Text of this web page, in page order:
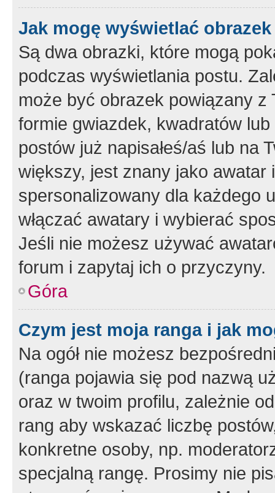
Jak mogę wyświetlać
Są dwa obrazki, które mogą
podczas wyświetlania postu.
może być obrazek powiązany z
formie gwiazdek, kwadratów
postów już napisałeś/aś lub na
większy, jest znany jako
spersonalizowany dla każdego
włączać awatary i wybierać
Jeśli nie możesz używać
forum i zapytaj ich o przyczyny.
Góra
Czym jest moja ranga i jak
Na ogół nie możesz
(ranga pojawia się pod nazwą
oraz w twoim profilu, zależnie
rang aby wskazać liczbę
konkretne osoby, np.
specjalną rangę. Prosimy nie